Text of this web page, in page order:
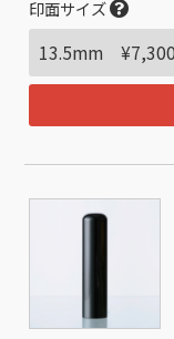
印面サイズ